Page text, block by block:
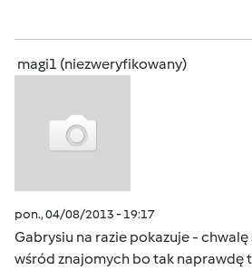
magi1 (niezweryfikowany)
pon., 04/08/2013 - 19:17
Gabrysiu na razie pokazuje -
wśród znajomych bo tak naprawdę